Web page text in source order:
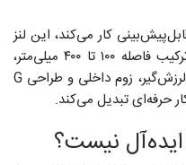
کار می‌کند، این لنز
می‌تواند ابزار بسیار قدرتمندی باشد. ترکیب فاصله ۱۰۰ تا ۴۰۰ میلی‌متر،
دیافراگم ثابت F4.5، فوکوس سریع‌تر، لرزش‌گیر، زوم داخلی و طراحی G
نیست؟